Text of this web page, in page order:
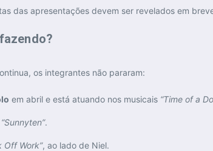
das apresentações devem ser revelados em
os integrantes não pararam:
em abril e está atuando nos musicais “Time of a
“Sunnyten”.
Off Work”, ao lado de Niel.